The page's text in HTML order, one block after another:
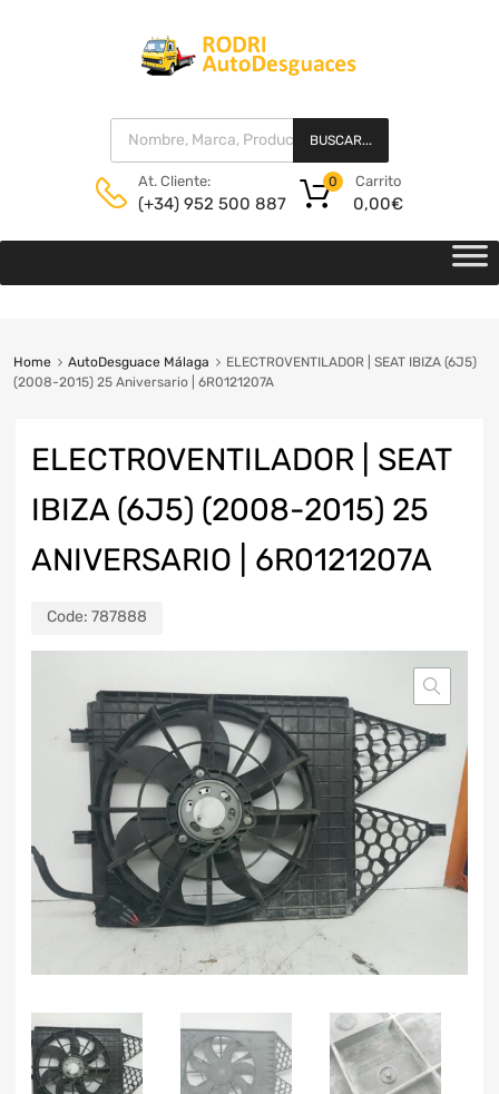
BUSCAR...
At. Cliente:
(+34) 952 500 887
Carrito
0,00€
0
Home AutoDesguace Málaga
ELECTROVENTILADOR | SEAT IBIZA (6J5)
(2008-2015) 25 Aniversario | 6R0121207A
ELECTROVENTILADOR | SEAT
IBIZA (6J5) (2008-2015) 25
ANIVERSARIO | 6R0121207A
Code: 787888